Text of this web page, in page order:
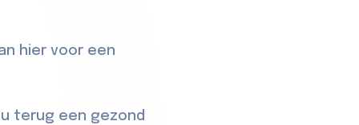
hier voor een
terug een gezond